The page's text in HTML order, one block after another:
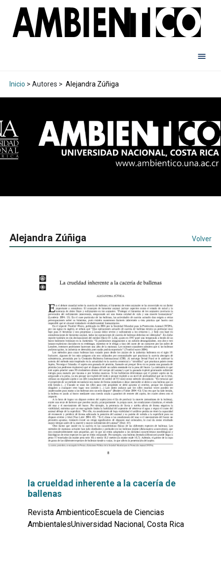
Inicio > Autores > Alejandra Zúñiga
Alejandra Zúñiga Volver
la crueldad inherente a la cacería de
ballenas
Revista AmbienticoEscuela de Ciencias
AmbientalesUniversidad Nacional, Costa Rica